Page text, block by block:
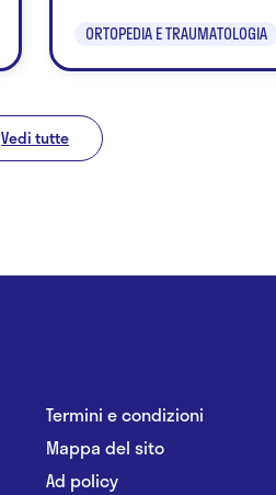
ORTOPEDIA E TRAUMATOLOGIA
Vedi tutte
Termini e condizioni
Mappa del sito
Ad policy